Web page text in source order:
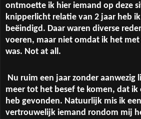
ontmoette ik hier iemand op deze
knipperlicht relatie van 2 jaar heb
beëindigd. Daar waren diverse
voeren, maar niet omdat ik het
was. Not at all.
Nu ruim een jaar zonder aanwezig
meer tot het besef te komen, dat
heb gevonden. Natuurlijk mis ik
vertrouwelijk iemand rondom mij